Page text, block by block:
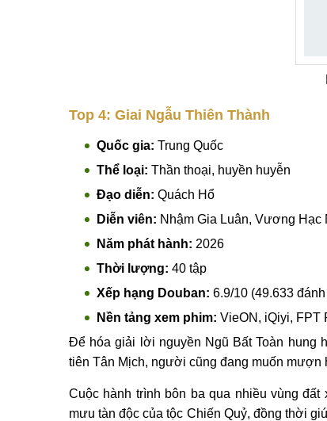
Top 4: Giai Ngẫu Thiên Thành
Quốc gia: Trung Quốc
Thể loại: Thần thoại, huyền huyễn
Đạo diễn: Quách Hổ
Diễn viên: Nhậm Gia Luân, Vương
Năm phát hành: 2026
Thời lượng: 40 tập
Xếp hạng Douban: 6.9/10 (49.633
Nền tảng xem phim: VieON, iQiyi, FPT
Để hóa giải lời nguyền Ngũ Bất Toàn hung
tiên Tân Mịch, người cũng đang muốn mượn
Cuộc hành trình bôn ba qua nhiều vùng
mưu tàn độc của tộc Chiến Quỷ, đồng thời